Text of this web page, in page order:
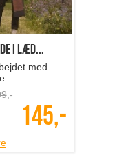
i læd...
med
,-
145,-